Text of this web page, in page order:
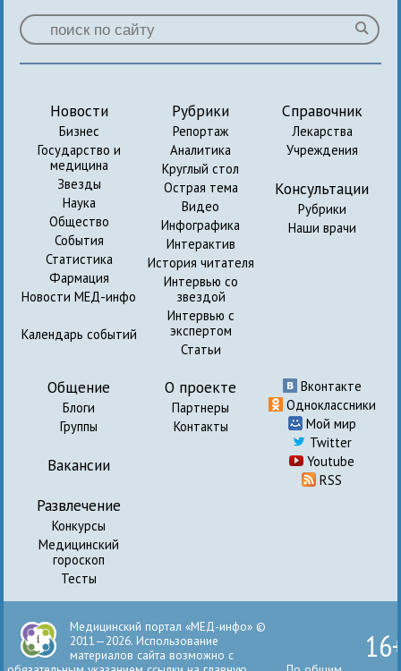
Новости
Бизнес
Государство и
медицина
Звезды
Наука
Общество
События
Статистика
Фармация
Новости МЕД-инфо
Календарь событий
Рубрики
Репортаж
Аналитика
Круглый стол
Острая тема
Видео
Инфографика
Интерактив
История читателя
Интервью со
звездой
Интервью с
экспертом
Статьи
Справочник
Лекарства
Учреждения
Консультации
Рубрики
Наши врачи
Общение
Блоги
Группы
Вакансии
Развлечение
Конкурсы
Медицинский
гороскоп
Тесты
О проекте
Партнеры
Контакты
Вконтакте
Одноклассники
Мой мир
Twitter
Youtube
RSS
Медицинский портал «МЕД-инфо» ©
2011—2026. Использование
материалов сайта возможно с